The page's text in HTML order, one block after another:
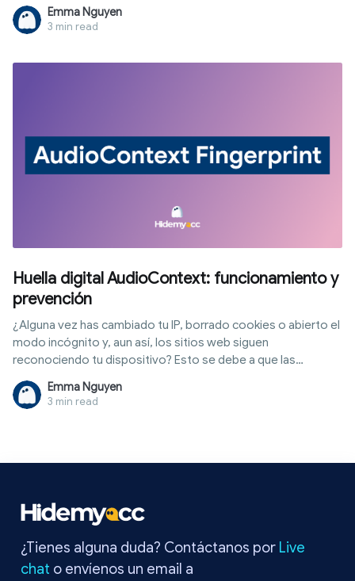
Emma Nguyen
3 min read
Huella digital AudioContext: funcionamiento y
prevención
¿Alguna vez has cambiado tu IP, borrado cookies o abierto el
modo incógnito y, aun así, los sitios web siguen
reconociendo tu dispositivo? Esto se debe a que las
plataformas actuales no se limitan a esa información para
identificar a los usuarios. En su lugar, analizan características
avanzadas del navegador, como el procesamiento de audio
cómo funciona la huella digital AudioContext, por qué se
privacidad.
Emma Nguyen
3 min read
¿Tienes alguna duda? Contáctanos por Live
chat o envíenos un email a